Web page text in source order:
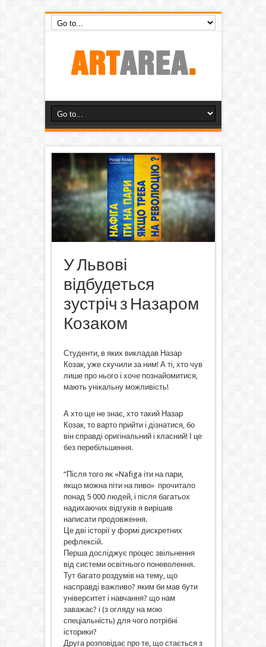
У Львові
відбудеться
зустріч з Назаром
Козаком
Студенти, в яких викладав Назар
Козак, уже скучили за ним! А ті, хто чув
лише про нього і хоче познайомитися,
мають унікальну можливість!
А хто ще не знає, хто такий Назар
Козак, то варто прийти і дізнатися, бо
він справді оригінальний і класний! І це
без перебільшення.
“Після того як «Nafiga іти на пари,
якщо можна піти на пиво» прочитало
понад 5 000 людей, і після багатьох
надихаючих відгуків я вирішив
написати продовження.
Це дві історії у формі дискретних
рефлексій.
Перша досліджує процес звільнення
від системи освітнього поневолення.
Тут багато роздумів на тему, що
насправді важливо? яким би мав бути
університет і навчання? що нам
заважає? і (з огляду на мою
спеціальність) для чого потрібні
історики?
Друга розповідає про те, що стається з